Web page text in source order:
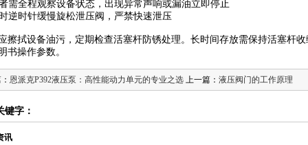
需全程观察设备状态，出现异常声响或漏油立即停止
逆时针缓慢旋松泄压阀，严禁快速泄压
擦拭设备油污，定期检查活塞杆防锈处理。长时间存放需保持活塞杆
书操作参数。
恩派克P392液压泵：高性能动力单元的专业之选 上一篇： 液压阀门的工作原理
键字：
讯